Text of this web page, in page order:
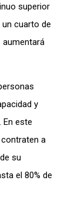
superior
cuarto de
aumentará
y
En este
a
su
el 80% de